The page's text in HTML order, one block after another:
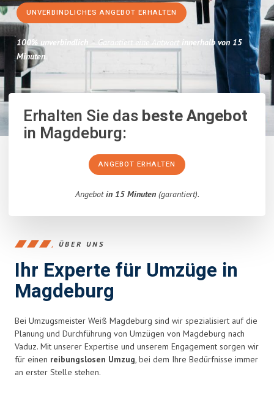
UNVERBINDLICHES ANGEBOT ERHALTEN
100% unverbindlich – Garantiert eine Antwort innerhalb von 15
Minuten.
Erhalten Sie dasbeste Angebot
in Magdeburg:
ANGEBOT ERHALTEN
Angebotin 15 Minuten(garantiert).
ÜBER UNS
Ihr Experte für Umzüge in
Magdeburg
Bei Umzugsmeister Weiß Magdeburg sind wir spezialisiert auf die
Planung und Durchführung von Umzügen von Magdeburg nach
Vaduz. Mit unserer Expertise und unserem Engagement sorgen wir
für einen reibungslosen Umzug, bei dem Ihre Bedürfnisse immer
an erster Stelle stehen.